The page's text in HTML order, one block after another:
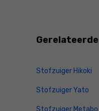
Stofzuiger Hikoki
Stofzuiger Yato
Stofzuiger Metabo